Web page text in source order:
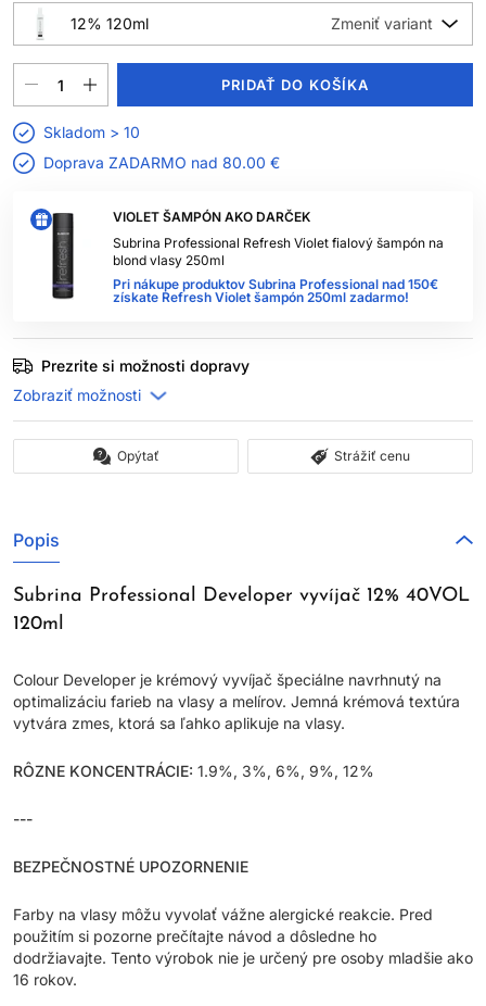
VIOLET ŠAMPÓN AKO DARČEK
Subrina Professional Refresh Violet fialový šampón na
blond vlasy 250ml
Pri nákupe produktov Subrina Professional nad 150€
získate Refresh Violet šampón 250ml zadarmo!
12% 120ml
PRIDAŤ DO KOŠÍKA
Skladom > 10
Doprava ZADARMO nad 80.00 €
Prezrite si možnosti dopravy
Opýtať Strážiť cenu
Popis
Subrina Professional Developer vyvíjač 12% 40VOL
120ml
Colour Developer je krémový vyvíjač špeciálne navrhnutý na
optimalizáciu farieb na vlasy a melírov. Jemná krémová textúra
vytvára zmes, ktorá sa ľahko aplikuje na vlasy.
RÔZNE KONCENTRÁCIE: 1.9%, 3%, 6%, 9%, 12%
---
BEZPEČNOSTNÉ UPOZORNENIE
Farby na vlasy môžu vyvolať vážne alergické reakcie. Pred
použitím si pozorne prečítajte návod a dôsledne ho
dodržiavajte. Tento výrobok nie je určený pre osoby mladšie ako
16 rokov.